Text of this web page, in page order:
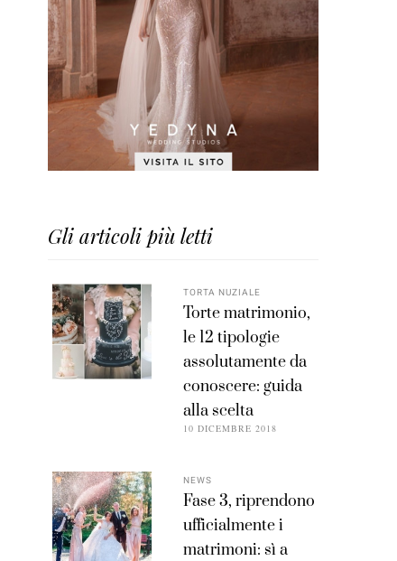
Gli articoli più letti
TORTA NUZIALE
Torte matrimonio,
le 12 tipologie
assolutamente da
conoscere: guida
alla scelta
10 DICEMBRE 2018
NEWS
Fase 3, riprendono
ufficialmente i
matrimoni: sì a